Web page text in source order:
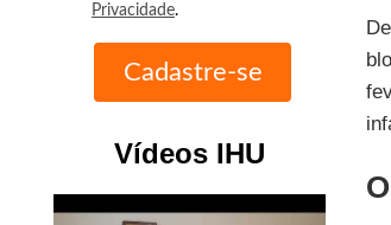
Privacidade.
Vídeos IHU